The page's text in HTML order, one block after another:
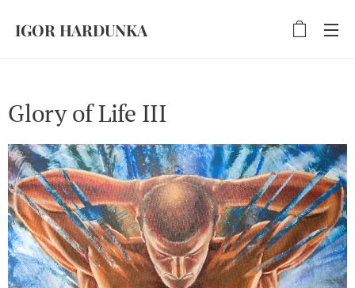
IGOR HARDUNKA
Glory of Life III